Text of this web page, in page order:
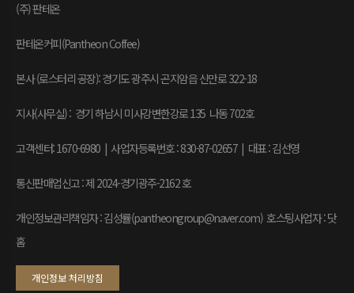
(주) 판테온
판테온커피(Pantheon Coffee)
본사 (로스터리 공장): 경기도 광주시 곤지암읍 신만로 322-18
지사(사무실) : 경기 하남시 미사강변한강로 135 나동 702호
고객센터: 1670-6980 | 사업자등록번호 : 830-87-02657 | 대표 : 김선영
통신판매업신고 : 제 2024-경기광주-2162 호
개인정보관리책임자 : 김성률(pantheongroup@naver.com) 호스팅사업자 : 닷
홈
개인정보 처리방침